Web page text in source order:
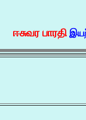
ஈசுவர பாரதி